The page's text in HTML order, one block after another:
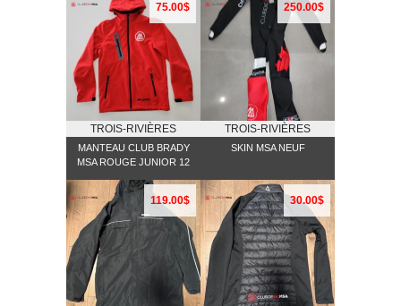
75.00$
TROIS-RIVIÈRES
MANTEAU CLUB BRADY
MSA ROUGE JUNIOR 12
250.00$
TROIS-RIVIÈRES
SKIN MSA NEUF
119.00$ 30.00$